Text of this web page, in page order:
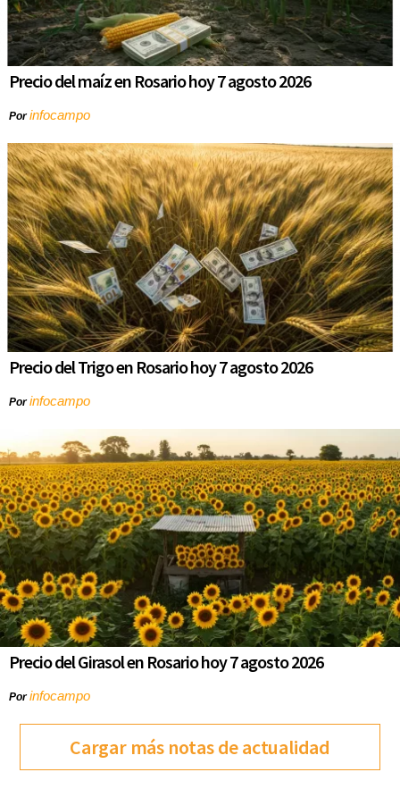
Precio del maíz en Rosario hoy 7 agosto 2026
Porinfocampo
Precio del Trigo en Rosario hoy 7 agosto 2026
Porinfocampo
Precio del Girasol en Rosario hoy 7 agosto 2026
Porinfocampo
Cargar más notas de actualidad